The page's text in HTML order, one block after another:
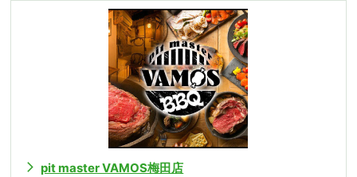
pit master VAMOS梅田店